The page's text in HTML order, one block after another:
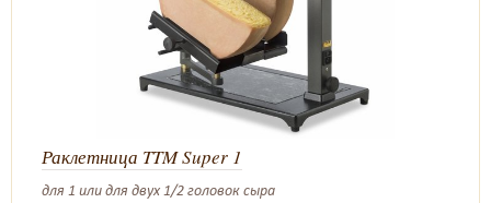
Раклетница TTM Super 1
для 1 или для двух 1/2 головок сыра